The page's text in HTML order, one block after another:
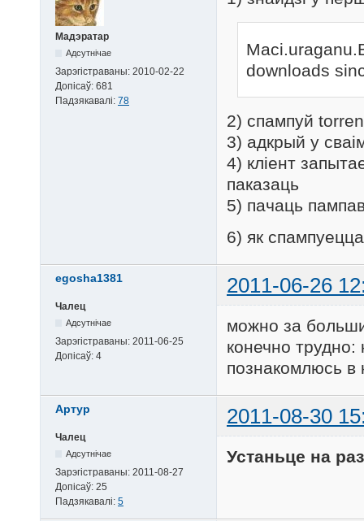
Мадэратар
Адсутнічае
Зарэгістраваны: 2010-02-22
Допісаў: 681
Падзякавалі: 78
downloads
2) спампуй
3) адкрый у
4) кліент
паказаць
5) пачаць
6) як
egosha1381 2011-06-26
Чалец
Адсутнічае
Зарэгістраваны: 2011-06-25
Допісаў: 4
можно за
конечно трудно:
познакомлюсь в
Артур 2011-08-30
Чалец
Адсутнічае
Зарэгістраваны: 2011-08-27
Допісаў: 25
Падзякавалі: 5
Устаньце на